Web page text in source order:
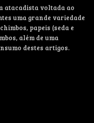
atacadista voltada ao
uma grande variedade
papeis (seda e
além de uma
destes artigos.